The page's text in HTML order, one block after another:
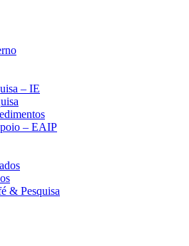
– IE
– EAIP
& Pesquisa